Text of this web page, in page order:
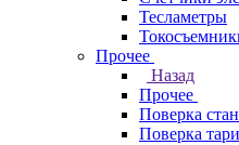
Тесламетры
Прочее
Назад
Прочее
Поверка
Поверка